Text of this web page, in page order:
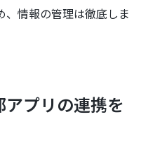
、情報の管理は徹底しま
プリの連携を